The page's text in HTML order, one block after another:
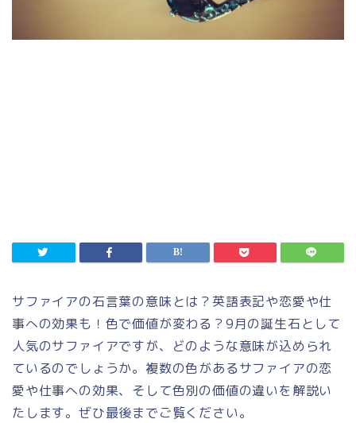
サファイアの石言葉の意味とは？英語表記や恋愛や仕
事への効果も！色で価値が変わる？9月の誕生石として
人気のサファイアですが、どのような意味が込められ
ているのでしょうか。複数の色があるサファイアの恋
愛や仕事への効果、そして色別の価値の違いを解説い
たします。ぜひ最後までご覧ください。